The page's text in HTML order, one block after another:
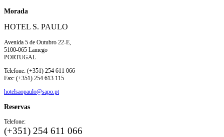
Morada
HOTEL S. PAULO
Avenida 5 de Outubro 22-E,
5100-065 Lamego
PORTUGAL
Telefone: (+351) 254 611 066
Fax: (+351) 254 613 115
hotelsaopaulo@sapo.pt
Reservas
Telefone:
(+351) 254 611 066